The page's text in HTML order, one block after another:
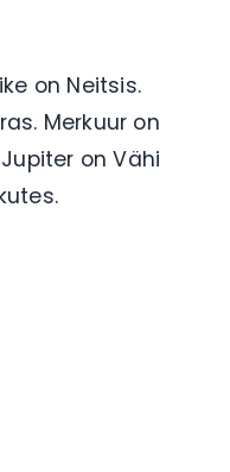
on Neitsis.
Merkuur on
on Vähi